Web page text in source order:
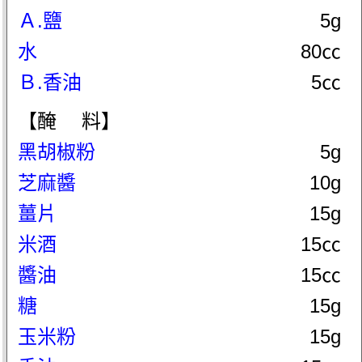
Ａ.鹽
5g
水
80㏄
Ｂ.香油
5㏄
【醃 料】
黑胡椒粉
5g
芝麻醬
10g
薑片
15g
米酒
15㏄
醬油
15㏄
糖
15g
玉米粉
15g